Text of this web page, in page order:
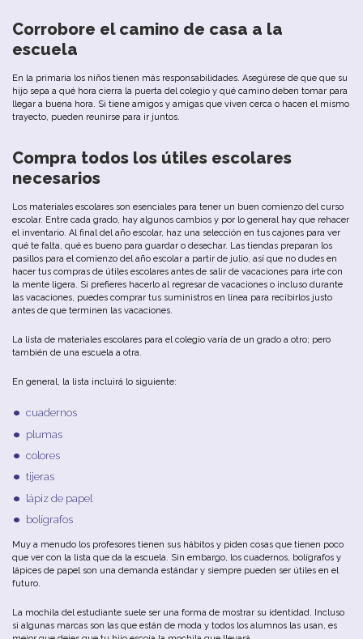
Corrobore el camino de casa a la
escuela
En la primaria los niños tienen más responsabilidades. Asegúrese de que que su
hijo sepa a qué hora cierra la puerta del colegio y qué camino deben tomar para
llegar a buena hora. Si tiene amigos y amigas que viven cerca o hacen el mismo
trayecto, pueden reunirse para ir juntos.
Compra todos los útiles escolares
necesarios
Los materiales escolares son esenciales para tener un buen comienzo del curso
escolar. Entre cada grado, hay algunos cambios y por lo general hay que rehacer
el inventario. Al final del año escolar, haz una selección en tus cajones para ver
qué te falta, qué es bueno para guardar o desechar. Las tiendas preparan los
pasillos para el comienzo del año escolar a partir de julio, así que no dudes en
hacer tus compras de útiles escolares antes de salir de vacaciones para irte con
la mente ligera. Si prefieres hacerlo al regresar de vacaciones o incluso durante
las vacaciones, puedes comprar tus suministros en línea para recibirlos justo
antes de que terminen las vacaciones.
La lista de materiales escolares para el colegio varía de un grado a otro; pero
también de una escuela a otra.
En general, la lista incluirá lo siguiente:
cuadernos
plumas
colores
tijeras
lápiz de papel
bolígrafos
Muy a menudo los profesores tienen sus hábitos y piden cosas que tienen poco
que ver con la lista que da la escuela. Sin embargo, los cuadernos, bolígrafos y
lápices de papel son una demanda estándar y siempre pueden ser útiles en el
futuro.
La mochila del estudiante suele ser una forma de mostrar su identidad. Incluso
si algunas marcas son las que están de moda y todos los alumnos las usan, es